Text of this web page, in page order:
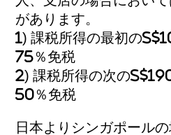
があります。
1) 課税所得の最初の
75％免税
2) 課税所得の次の
50％免税
日本よりシンガポール